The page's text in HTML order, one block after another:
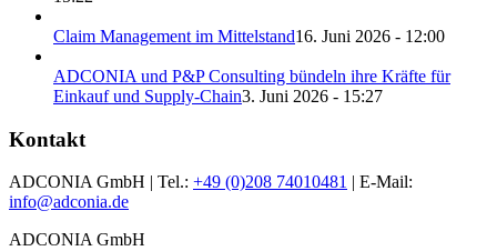
Claim Management im Mittelstand16. Juni 2026 - 12:00
ADCONIA und P&P Consulting bündeln ihre Kräfte für
Einkauf und Supply-Chain3. Juni 2026 - 15:27
Kontakt
ADCONIA GmbH | Tel.: +49 (0)208 74010481 | E-Mail:
info@adconia.de
ADCONIA GmbH